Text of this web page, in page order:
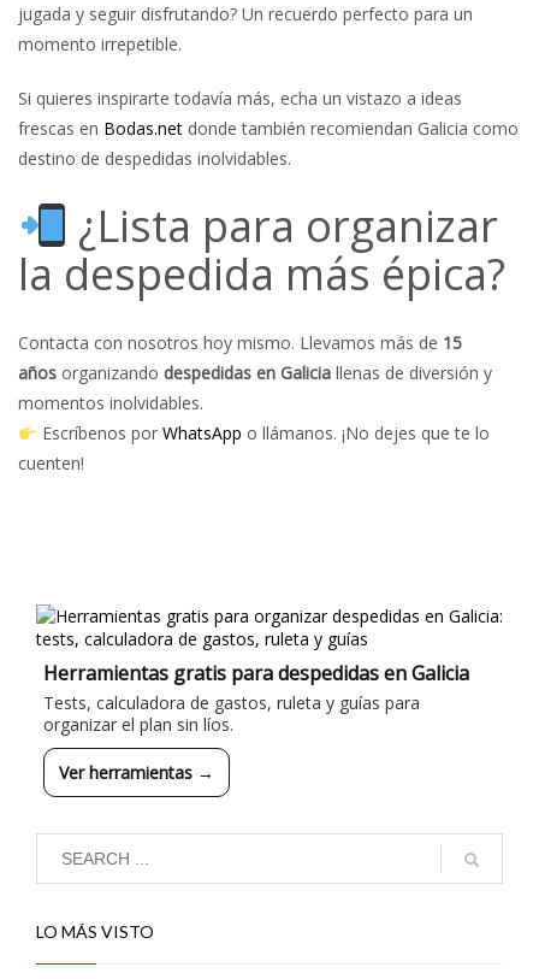
jugada y seguir disfrutando? Un recuerdo perfecto para un
momento irrepetible.
Si quieres inspirarte todavía más, echa un vistazo a ideas
frescas en Bodas.net donde también recomiendan Galicia como
destino de despedidas inolvidables.
¿Lista para organizar
la despedida más épica?
Contacta con nosotros hoy mismo. Llevamos más de 15
años organizando despedidas en Galicia llenas de diversión y
momentos inolvidables.
Escríbenos por WhatsApp o llámanos. ¡No dejes que te lo
cuenten!
Herramientas gratis para despedidas en Galicia
Tests, calculadora de gastos, ruleta y guías para
organizar el plan sin líos.
Ver herramientas →
LO MÁS VISTO